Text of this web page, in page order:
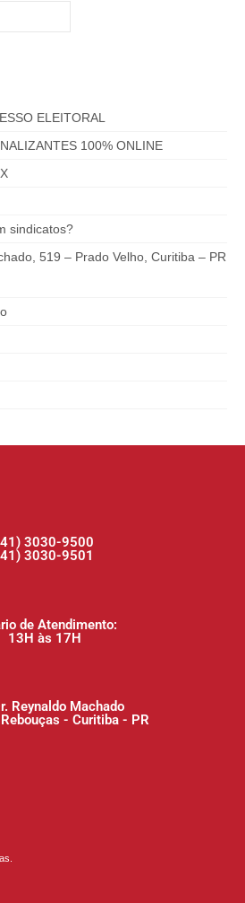
ELEITORAL
100% ONLINE
sindicatos?
519 – Prado Velho, Curitiba – PR
3030-9500
3030-9501
de Atendimento:
13H às 17H
Reynaldo Machado
- Curitiba - PR